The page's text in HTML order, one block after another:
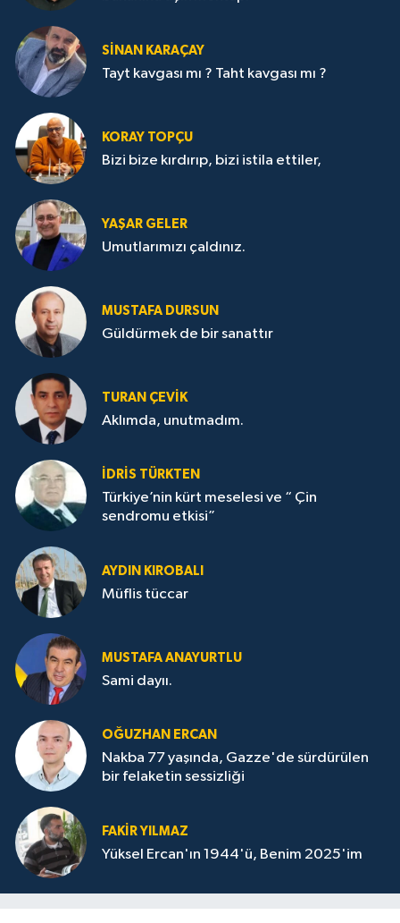
SİNAN KARAÇAY
Tayt kavgası mı ? Taht kavgası mı ?
KORAY TOPÇU
Bizi bize kırdırıp, bizi istila ettiler,
YAŞAR GELER
Umutlarımızı çaldınız.
MUSTAFA DURSUN
Güldürmek de bir sanattır
TURAN ÇEVİK
Aklımda, unutmadım.
İDRİS TÜRKTEN
Türkiye’nin kürt meselesi ve “ Çin
sendromu etkisi”
AYDIN KIROBALI
Müflis tüccar
MUSTAFA ANAYURTLU
Sami dayıı.
OĞUZHAN ERCAN
Nakba 77 yaşında, Gazze'de sürdürülen
bir felaketin sessizliği
FAKİR YILMAZ
Yüksel Ercan'ın 1944'ü, Benim 2025'im